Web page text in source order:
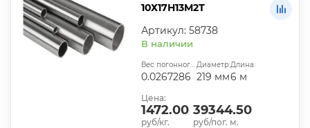
10Х17Н13М2Т
Артикул: 58738
В наличии
Вес погонного метра, т.:
0.0267286
Диаметр:
219 мм
Длина:
6 м
Цена:
1472.00
руб/кг.
39344.50
руб/пог. м.